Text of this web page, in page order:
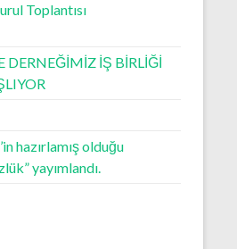
Toplantısı
DERNEĞİMİZ İŞ BİRLİĞİ
hazırlamış olduğu
yayımlandı.